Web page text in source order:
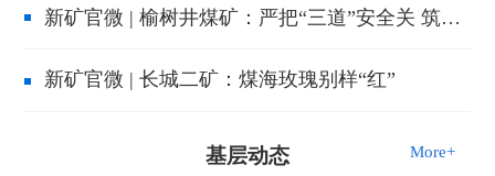
新矿官微 | 榆树井煤矿：严把“三道”安全关 筑牢矿井安全防线
新矿官微 | 长城二矿：煤海玫瑰别样“红”
基层动态 More+